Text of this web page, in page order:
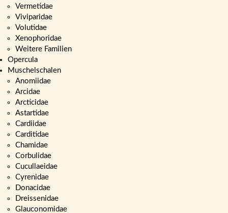
Vermetidae
Viviparidae
Volutidae
Xenophoridae
Weitere Familien
Opercula
Muschelschalen
Anomiidae
Arcidae
Arcticidae
Astartidae
Cardiidae
Carditidae
Chamidae
Corbulidae
Cucullaeidae
Cyrenidae
Donacidae
Dreissenidae
Glauconomidae